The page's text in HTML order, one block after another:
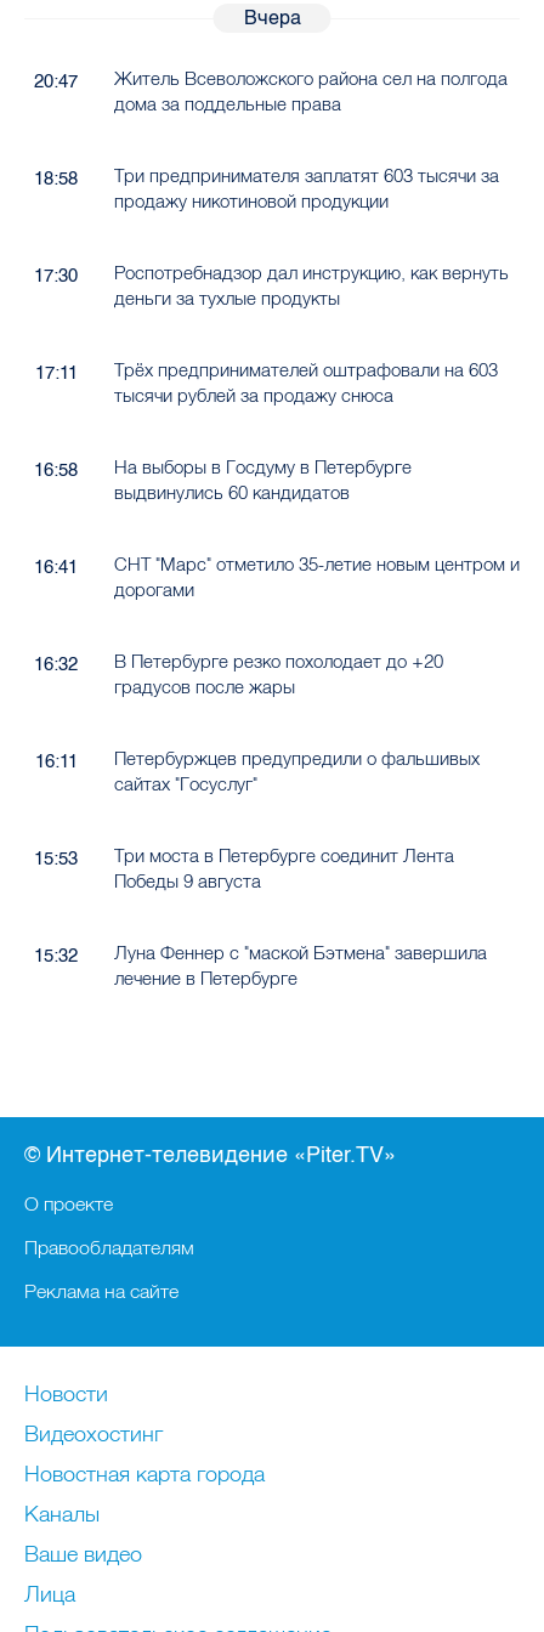
Вчера
20:47
Житель Всеволожского района сел на полгода
дома за поддельные права
18:58
Три предпринимателя заплатят 603 тысячи за
продажу никотиновой продукции
17:30
Роспотребнадзор дал инструкцию, как вернуть
деньги за тухлые продукты
17:11
Трёх предпринимателей оштрафовали на 603
тысячи рублей за продажу снюса
16:58
На выборы в Госдуму в Петербурге
выдвинулись 60 кандидатов
16:41
СНТ "Марс" отметило 35-летие новым центром и
дорогами
16:32
В Петербурге резко похолодает до +20
градусов после жары
16:11
Петербуржцев предупредили о фальшивых
сайтах "Госуслуг"
15:53
Три моста в Петербурге соединит Лента
Победы 9 августа
15:32
Луна Феннер с "маской Бэтмена" завершила
лечение в Петербурге
© Интернет-телевидение «Piter.TV»
О проекте
Правообладателям
Реклама на сайте
Новости
Видеохостинг
Новостная карта города
Каналы
Ваше видео
Лица